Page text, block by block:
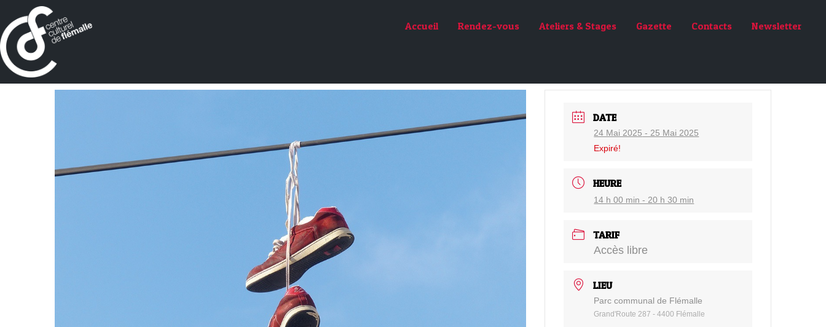
Accueil Rendez-vous Ateliers & Stages Gazette Contacts Newsletter
DATE
24 Mai 2025 - 25 Mai 2025
Expiré!
HEURE
14 h 00 min - 20 h 30 min
TARIF
Accès libre
LIEU
Parc communal de Flémalle
Grand'Route 287 - 4400 Flémalle